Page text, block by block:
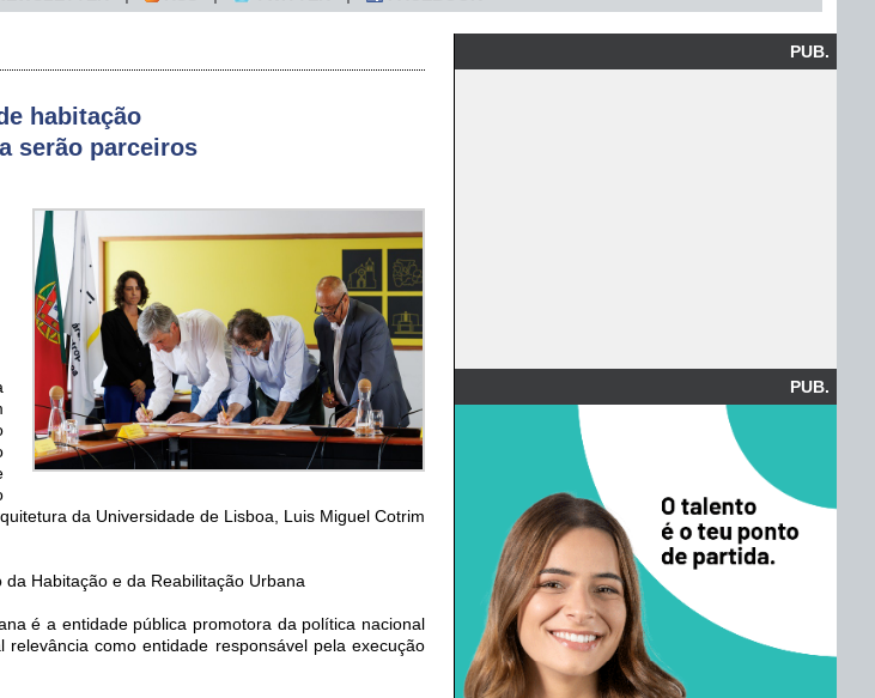
habitação
serão parceiros
da Universidade de Lisboa, Luis Miguel Cotrim
Habitação e da Reabilitação Urbana
é a entidade pública promotora da política nacional
como entidade responsável pela execução
PUB.
PUB.